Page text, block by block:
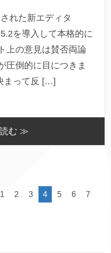
れた新エディタ
を導入して本格的に
上の意見は賛否両論
圧倒的に目につきま
まって反 […]
む ≫
1 2 3 4 5 6 7